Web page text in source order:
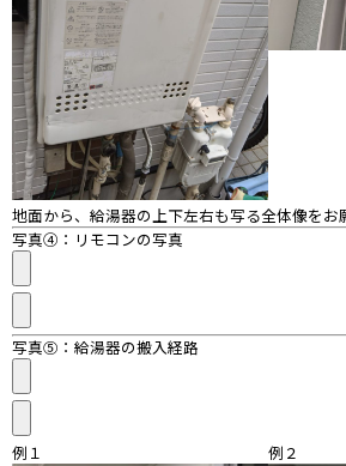
地面から、給湯器の上下左右も写る全体像をお
写真④：リモコンの写真
写真⑤：給湯器の搬入経路
例１ 例２